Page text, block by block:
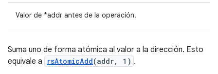
Valor de *addr antes de la operación.
Suma uno de forma atómica al valor a la dirección. Esto
equivale a
rsAtomicAdd(addr, 1) .